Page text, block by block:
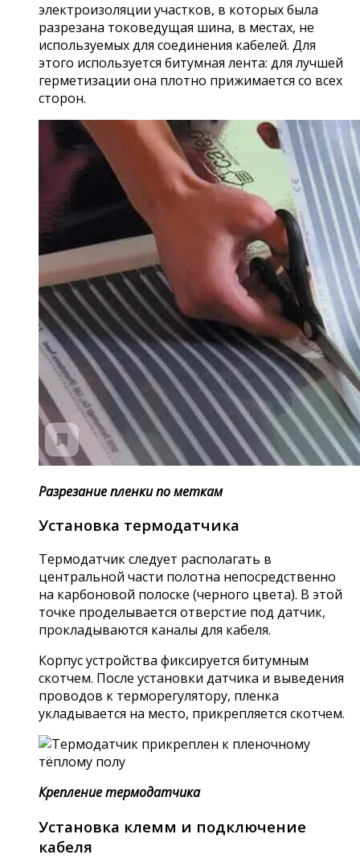
электроизоляции участков, в которых была
разрезана токоведущая шина, в местах, не
используемых для соединения кабелей. Для
этого используется битумная лента: для лучшей
герметизации она плотно прижимается со всех
сторон.
Разрезание пленки по меткам
Установка термодатчика
Термодатчик следует располагать в
центральной части полотна непосредственно
на карбоновой полоске (черного цвета). В этой
точке проделывается отверстие под датчик,
прокладываются каналы для кабеля.
Корпус устройства фиксируется битумным
скотчем. После установки датчика и выведения
проводов к терморегулятору, пленка
укладывается на место, прикрепляется скотчем.
Крепление термодатчика
Установка клемм и подключение
кабеля